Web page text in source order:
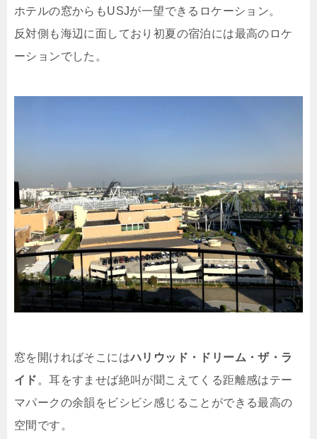
ホテルの窓からもUSJが一望できるロケーション。
反対側も海辺に面しており初夏の宿泊には最高のロケ
ーションでした。
窓を開ければそこにはハリウッド・ドリーム・ザ・ラ
イド 。耳をすませば絶叫が聞こえてくる距離感はテー
マパークの余韻をビシビシ感じることができる最高の
空間です。